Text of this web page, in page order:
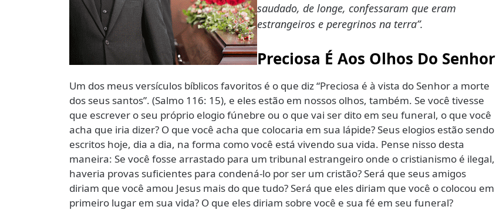
saudado, de longe, confessaram que eram
estrangeiros e peregrinos na terra”.
Preciosa É Aos Olhos Do Senhor
Um dos meus versículos bíblicos favoritos é o que diz “Preciosa é à vista do Senhor a morte
dos seus santos”. (Salmo 116: 15), e eles estão em nossos olhos, também. Se você tivesse
que escrever o seu próprio elogio fúnebre ou o que vai ser dito em seu funeral, o que você
acha que iria dizer? O que você acha que colocaria em sua lápide? Seus elogios estão sendo
escritos hoje, dia a dia, na forma como você está vivendo sua vida. Pense nisso desta
maneira: Se você fosse arrastado para um tribunal estrangeiro onde o cristianismo é ilegal,
haveria provas suficientes para condená-lo por ser um cristão? Será que seus amigos
diriam que você amou Jesus mais do que tudo? Será que eles diriam que você o colocou em
primeiro lugar em sua vida? O que eles diriam sobre você e sua fé em seu funeral?